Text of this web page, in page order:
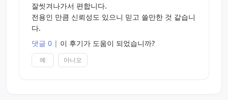
잘씻겨나가서 편합니다.
전용인 만큼 신뢰성도 있으니 믿고 쓸만한 것 같습니
다.
댓글 0 | 이 후기가 도움이 되었습니까?
예 아니오